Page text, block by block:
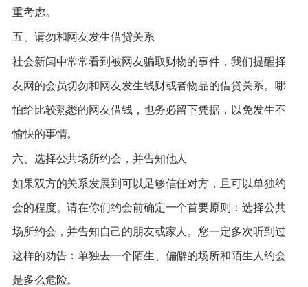
重考虑。
五、请勿和网友发生借贷关系
社会新闻中常常看到被网友骗取财物的事件，我们提醒择
友网的会员切勿和网友发生钱财或者物品的借贷关系。哪
怕给比较熟悉的网友借钱，也务必留下凭据，以免发生不
愉快的事情。
六、选择公共场所约会，并告知他人
如果双方的关系发展到可以足够信任对方，且可以单独约
会的程度。请在你们约会前确定一个首要原则：选择公共
场所约会，并告知自己的朋友或家人。您一定多次听到过
这样的劝告：单独去一个陌生、偏僻的场所和陌生人约会
是多么危险。